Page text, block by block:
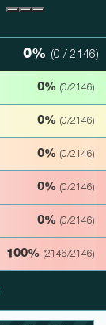
0% (0 / 2146)
0% (0/2146)
0% (0/2146)
0% (0/2146)
0% (0/2146)
0% (0/2146)
100% (2146/2146)